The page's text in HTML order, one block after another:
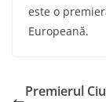
este o
Europeană.
Premierul